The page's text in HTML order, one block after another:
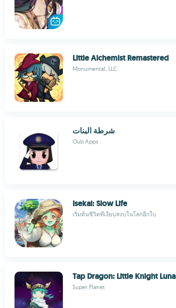
Little Alchemist Remastered
Monumental, LLC
شرطة البنات
Oub Apps
Isekai: Slow Life
เริ่มต้นชีวิตที่เงียบสงบในโลกอีกใบ
Tap Dragon: Little Knight Luna
Super Planet